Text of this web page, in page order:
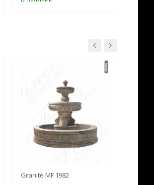
Granite MF 1982